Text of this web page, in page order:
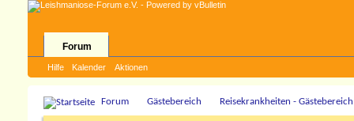
Forum
Hilfe Kalender Aktionen
Forum Gästebereich Reisekrankheiten - Gästebereich